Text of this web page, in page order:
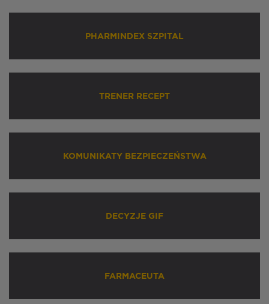
PHARMINDEX SZPITAL
TRENER RECEPT
KOMUNIKATY BEZPIECZEŃSTWA
DECYZJE GIF
FARMACEUTA